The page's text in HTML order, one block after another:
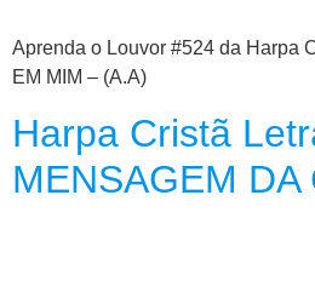
Aprenda o Louvor #524 da Harpa
EM MIM – (A.A)
Harpa Cristã
MENSAGEM DA